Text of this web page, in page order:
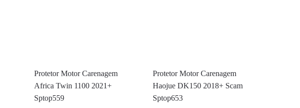
Protetor Motor Carenagem
Africa Twin 1100 2021+
Sptop559
Protetor Motor Carenagem
Haojue DK150 2018+ Scam
Sptop653